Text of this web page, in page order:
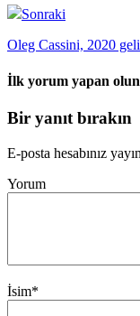
Sonraki
Oleg Cassini, 2020
İlk yorum yapan olun
Bir yanıt bırakın
E-posta hesabınız
Yorum
İsim*